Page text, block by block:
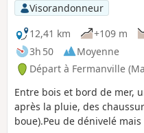
Visorandonneur
12,41 km
+109 m
3h 50
Moyenne
Départ à Fermanville
Entre bois et bord de mer,
après la pluie, des
boue).Peu de dénivelé